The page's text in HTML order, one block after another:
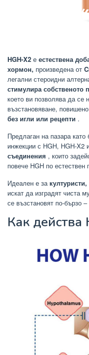
HGH-X2 е естествена
хормон, произведена от
легални стероидни
стимулира собственото
което ви позволява да се
възстановяване,
без игли или рецепти .
Предлаган на пазара като
инжекции с HGH, HGH-X2
съединения , които
повече HGH по естествен
Идеален е за
искат да изградят чиста
се възстановят по-бързо –
Как действа